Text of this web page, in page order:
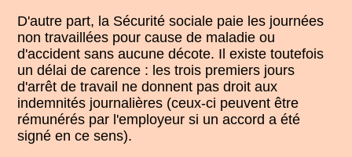
D'autre part, la Sécurité sociale paie les journées
non travaillées pour cause de maladie ou
d'accident sans aucune décote. Il existe toutefois
un délai de carence : les trois premiers jours
d'arrêt de travail ne donnent pas droit aux
indemnités journalières (ceux-ci peuvent être
rémunérés par l'employeur si un accord a été
signé en ce sens).